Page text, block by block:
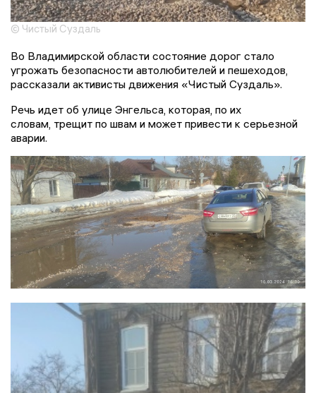
© Чистый Суздаль
Во Владимирской области состояние дорог стало
угрожать безопасности автолюбителей и пешеходов,
рассказали активисты движения «Чистый Суздаль».
Речь идет об улице Энгельса, которая, по их
словам, трещит по швам и может привести к серьезной
аварии.